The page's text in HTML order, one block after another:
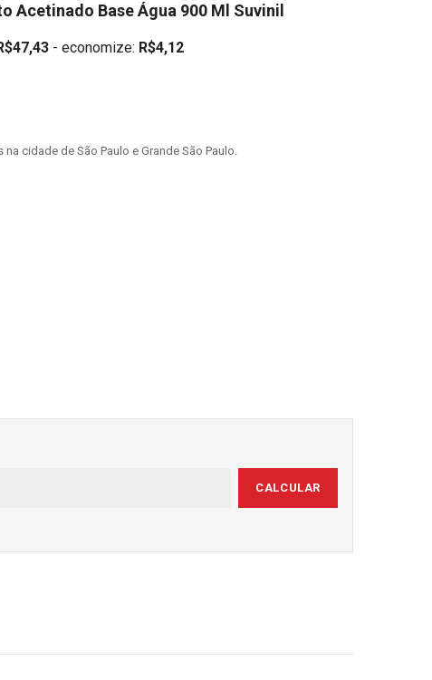
Acetinado Base Água 900 Ml Suvinil
- economize: R$4,12
cidade de São Paulo e Grande São Paulo.
CALCULAR